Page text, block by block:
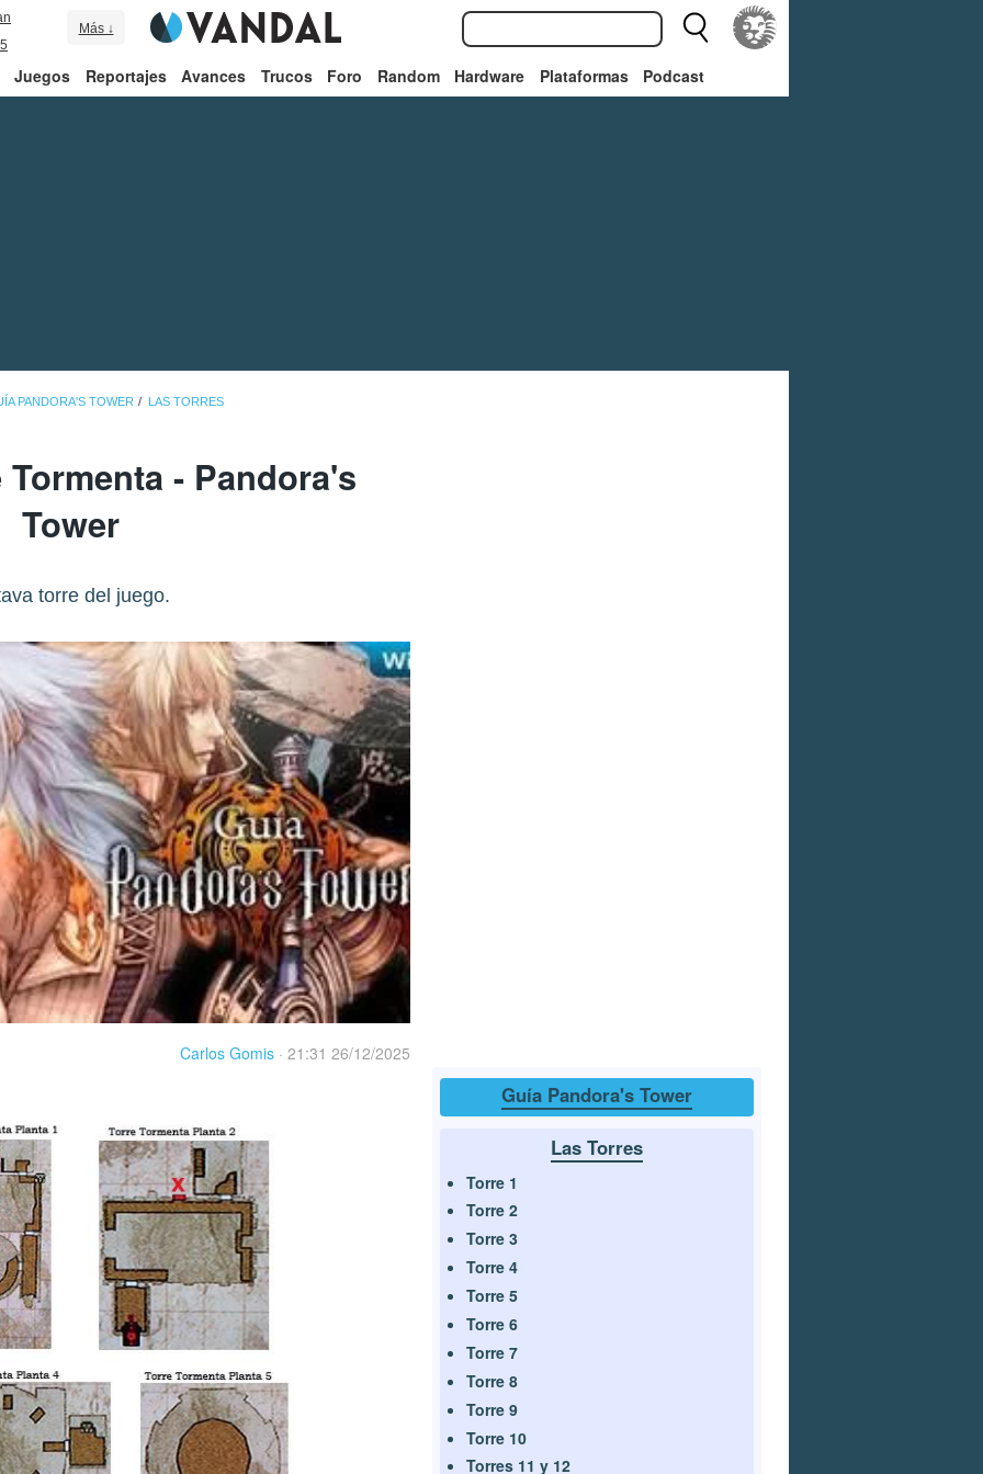
Más ↓
Juegos Reportajes Avances Trucos Foro Random Hardware Plataformas Podcast
PANDORA'S TOWER LAS TORRES
- Pandora's
Tower
torre del juego.
Carlos Gomis · 21:31 26/12/2025
Guía Pandora's Tower
Las Torres
Torre 1
Torre 2
Torre 3
Torre 4
Torre 5
Torre 6
Torre 7
Torre 8
Torre 9
Torre 10
Torres 11 y 12